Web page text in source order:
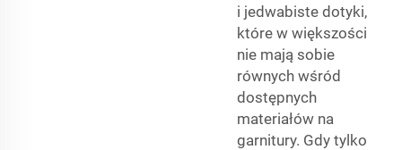
i jedwabiste dotyki,
które w większości
nie mają sobie
równych wśród
dostępnych
materiałów na
garnitury. Gdy tylko